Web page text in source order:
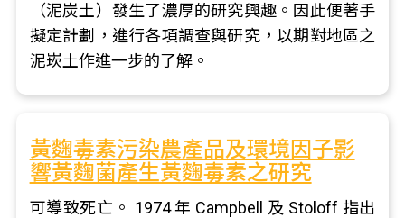
（泥炭土）發生了濃厚的研究興趣。因此便著手
擬定計劃，進行各項調查與研究，以期對地區之
泥崁土作進一步的了解。
黃麴毒素污染農產品及環境因子影
響黃麴菌產生黃麴毒素之研究
可導致死亡。 1974 年 Campbell 及 Stoloff 指出